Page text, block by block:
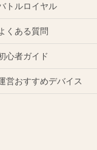
トルロイヤル
くある質問
心者ガイド
営おすすめデバイス